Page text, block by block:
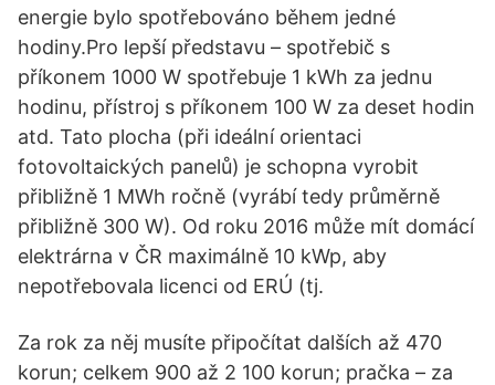
energie bylo spotřebováno během jedné
hodiny.Pro lepší představu – spotřebič s
příkonem 1000 W spotřebuje 1 kWh za jednu
hodinu, přístroj s příkonem 100 W za deset hodin
atd. Tato plocha (při ideální orientaci
fotovoltaických panelů) je schopna vyrobit
přibližně 1 MWh ročně (vyrábí tedy průměrně
přibližně 300 W). Od roku 2016 může mít domácí
elektrárna v ČR maximálně 10 kWp, aby
nepotřebovala licenci od ERÚ (tj.
Za rok za něj musíte připočítat dalších až 470
korun; celkem 900 až 2 100 korun; pračka – za